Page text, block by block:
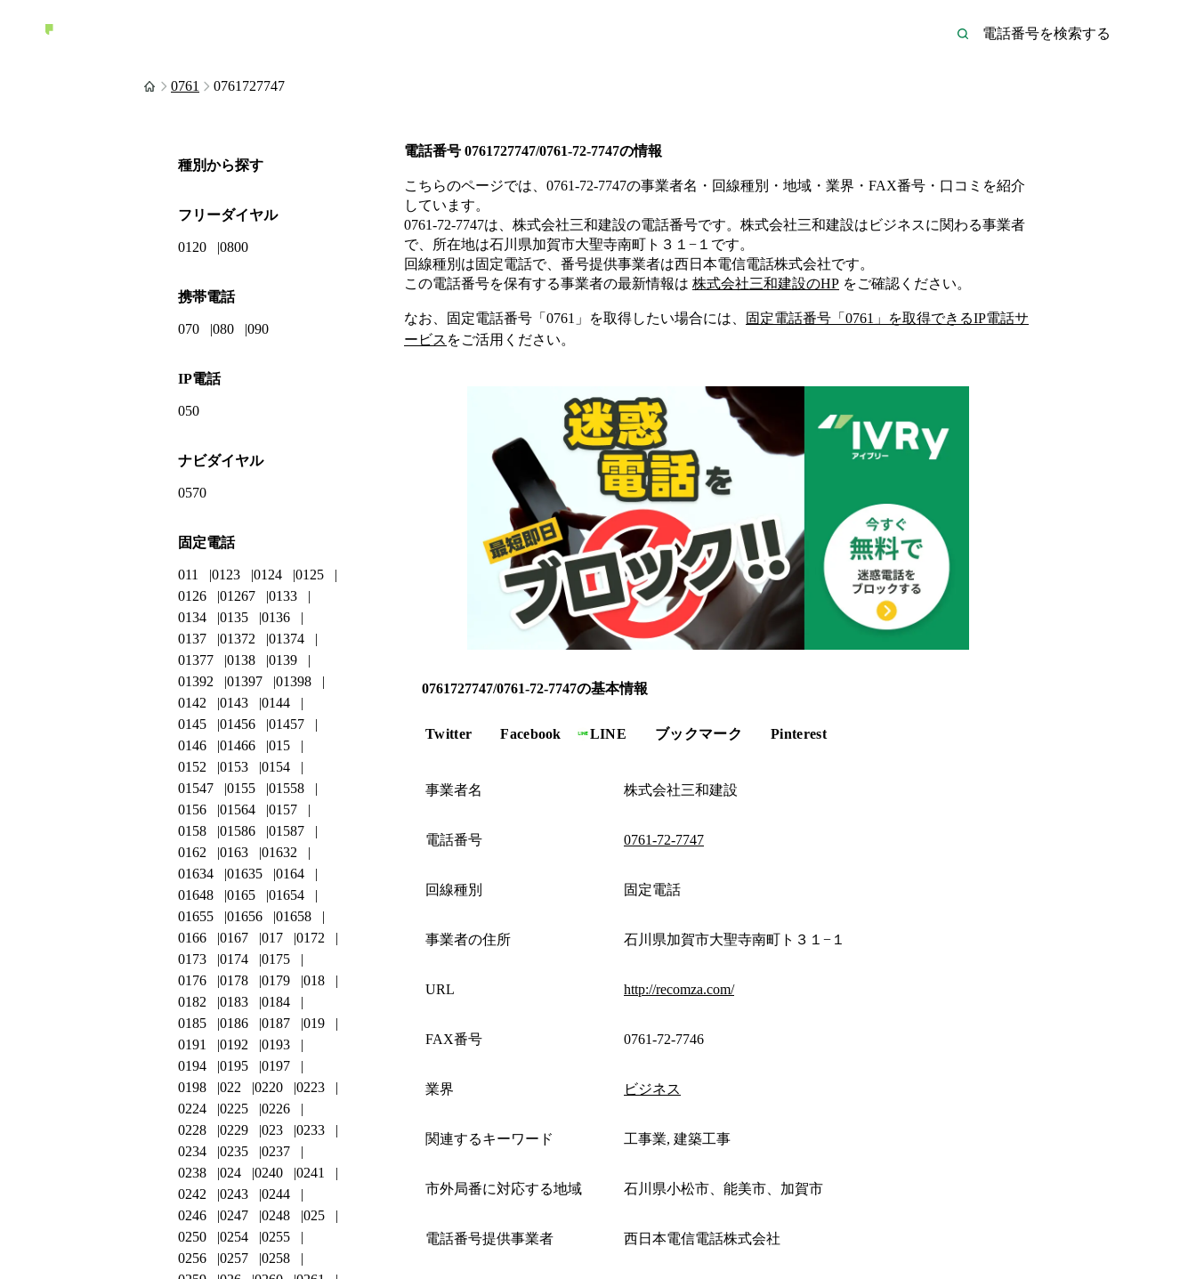
0761 0761727747
電話番号 0761727747/0761-72-7747の情報
こちらのページでは、 0761-72-7747の事業者名・回線種別・地域・業界・FAX番号・口コミを紹介
しています。
0761-72-7747は、 株式会社三和建設の電話番号です。 株式会社三和建設は ビジネスに関わる事業者
で、所在地は石川県加賀市大聖寺南町ト３１−１ です。
回線種別は固定電話で、番号提供事業者は西日本電信電話株式会社です。
この電話番号を保有する事業者の最新情報は 株式会社三和建設のHP をご確認ください。
なお、固定電話番号「 0761 」を取得したい場合には、 固定電話番号「 0761 」を取得できるIP電話サ
ービス をご活用ください。
0761727747/0761-72-7747の基本情報
Twitter Facebook LINE ブックマーク Pinterest
事業者名 株式会社三和建設
電話番号 0761-72-7747
回線種別 固定電話
事業者の住所 石川県加賀市大聖寺南町ト３１−１
URL http://recomza.com/
FAX番号 0761-72-7746
業界 ビジネス
関連するキーワード 工事業, 建築工事
市外局番に対応する地域 石川県小松市、能美市、加賀市
電話番号提供事業者 西日本電信電話株式会社
種別から探す
フリーダイヤル
0120 0800
携帯電話
070 080 090
IP電話
050
ナビダイヤル
0570
固定電話
011 0123 0124
0125
0126
01267
0133
0134
0135
0136
0137
01372
01374
01377
0138
0139
01392
01397
01398
0142
0143
0144
0145
01456
01457
0146
01466
015
0152
0153
0154
01547
0155
01558
0156
01564
0157
0158
01586
01587
0162
0163
01632
01634
01635
0164
01648
0165
01654
01655
01656
01658
0166
0167 017
0172
0173
0174
0175
0176
0178 0179
018
0182
0183
0184
0185
0186 0187
019
0191
0192
0193
0194
0195
0197
0198
022 0220
0223
0224
0225
0226
0228
0229 023
0233
0234
0235
0237
0238
024 0240
0241
0242
0243
0244
0246
0247 0248
025
0250
0254
0255
0256
0257
0258